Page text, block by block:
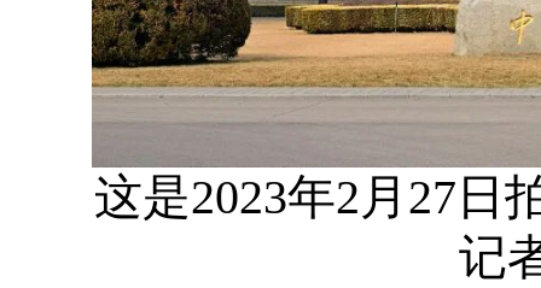
这是2023年2月27日
记